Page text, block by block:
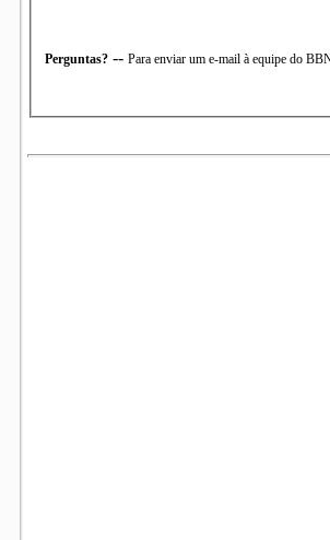
Perguntas? -- Para enviar um e-mail à equipe do